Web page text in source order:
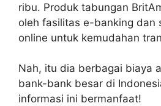
ribu. Produk tabungan
oleh fasilitas e-banking dan
online untuk kemudahan
Nah, itu dia berbagai biaya
bank-bank besar di
informasi ini bermanfaat!